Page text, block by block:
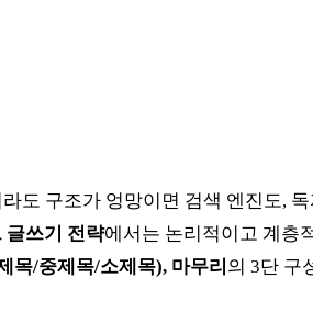
도 구조가 엉망이면 검색 엔진도,
글쓰기 전략에서는 논리적이고 계층
목/중제목/소제목), 마무리 의 3단 구